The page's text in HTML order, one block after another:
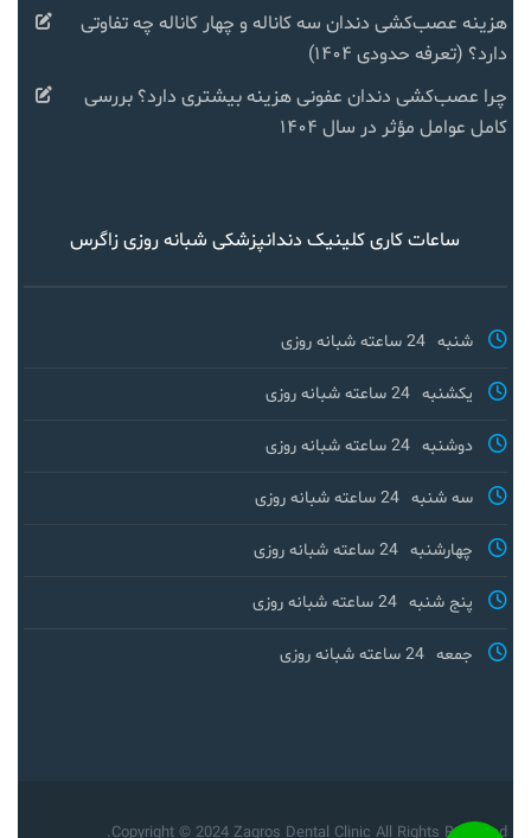
هزینه عصب‌کشی دندان سه کاناله و چهار کاناله چه تفاوتی
دارد؟ (تعرفه حدودی ۱۴۰۴)
چرا عصب‌کشی دندان عفونی هزینه بیشتری دارد؟ بررسی
کامل عوامل مؤثر در سال ۱۴۰۴
ساعات کاری کلینیک دندانپزشکی شبانه روزی زاگرس
شنبه 24 ساعته شبانه روزی
یکشنبه 24 ساعته شبانه روزی
دوشنبه 24 ساعته شبانه روزی
سه شنبه 24 ساعته شبانه روزی
چهارشنبه 24 ساعته شبانه روزی
پنج شنبه 24 ساعته شبانه روزی
جمعه 24 ساعته شبانه روزی
Copyright © 2024 Zagros Dental Clinic All Rights Reserved.